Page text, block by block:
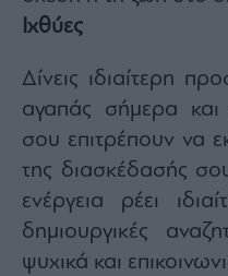
Ιχθύες
Δίνεις ιδιαίτερη
αγαπάς σήμερα και
σου επιτρέπουν να
της διασκέδασής
ενέργεια ρέει
δημιουργικές
ψυχικά και